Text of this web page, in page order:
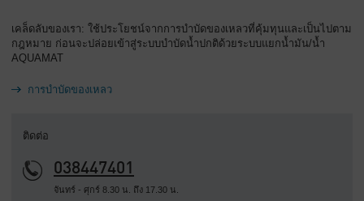
เคล็ดลับของเรา: ใช้ประโยชน์จากการบำบัดของเหลวที่คุ้มทุนและเป็นไปตาม
กฎหมาย ก่อนจะปล่อยเข้าสู่ระบบบำบัดน้ำปกติด้วยระบบแยกน้ำมัน/น้ำ
AQUAMAT
การบำบัดของเหลว
ติดต่อ
038447401
จันทร์ - ศุกร์ 8.30 น. ถึง 17.30 น.